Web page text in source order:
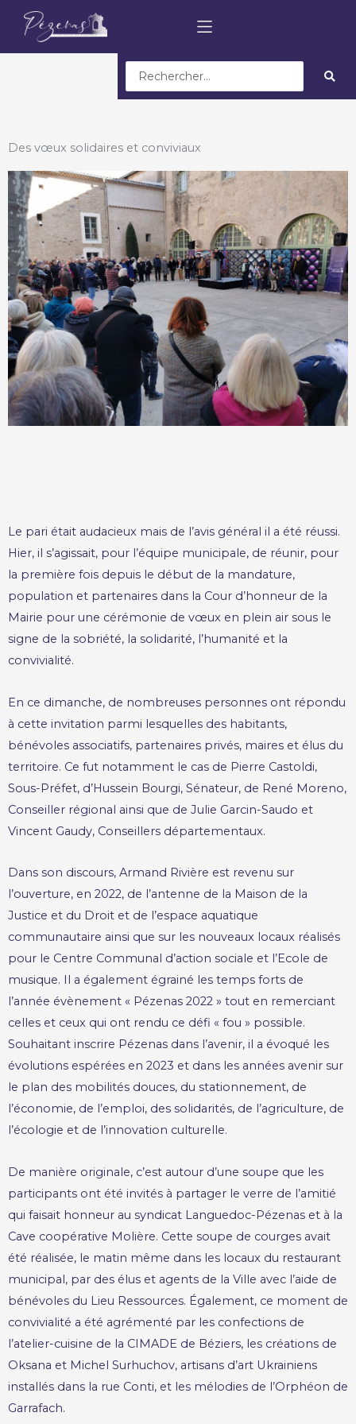
Search
...
Des vœux solidaires et conviviaux
Le pari était audacieux mais de l’avis général il a été réussi.
Hier, il s’agissait, pour l’équipe municipale, de réunir, pour
la première fois depuis le début de la mandature,
population et partenaires dans la Cour d’honneur de la
Mairie pour une cérémonie de vœux en plein air sous le
signe de la sobriété, la solidarité, l’humanité et la
convivialité.
En ce dimanche, de nombreuses personnes ont répondu
à cette invitation parmi lesquelles des habitants,
bénévoles associatifs, partenaires privés, maires et élus du
territoire. Ce fut notamment le cas de Pierre Castoldi,
Sous-Préfet, d’Hussein Bourgi, Sénateur, de René Moreno,
Conseiller régional ainsi que de Julie Garcin-Saudo et
Vincent Gaudy, Conseillers départementaux.
Dans son discours, Armand Rivière est revenu sur
l’ouverture, en 2022, de l’antenne de la Maison de la
Justice et du Droit et de l’espace aquatique
communautaire ainsi que sur les nouveaux locaux réalisés
pour le Centre Communal d’action sociale et l’Ecole de
musique. Il a également égrainé les temps forts de
l’année évènement « Pézenas 2022 » tout en remerciant
celles et ceux qui ont rendu ce défi « fou » possible.
Souhaitant inscrire Pézenas dans l’avenir, il a évoqué les
évolutions espérées en 2023 et dans les années avenir sur
le plan des mobilités douces, du stationnement, de
l’économie, de l’emploi, des solidarités, de l’agriculture, de
l’écologie et de l’innovation culturelle.
De manière originale, c’est autour d’une soupe que les
participants ont été invités à partager le verre de l’amitié
qui faisait honneur au syndicat Languedoc-Pézenas et à la
Cave coopérative Molière. Cette soupe de courges avait
été réalisée, le matin même dans les locaux du restaurant
municipal, par des élus et agents de la Ville avec l’aide de
bénévoles du Lieu Ressources. Également, ce moment de
convivialité a été agrémenté par les confections de
l’atelier-cuisine de la CIMADE de Béziers, les créations de
Oksana et Michel Surhuchov, artisans d’art Ukrainiens
installés dans la rue Conti, et les mélodies de l’Orphéon de
Garrafach.